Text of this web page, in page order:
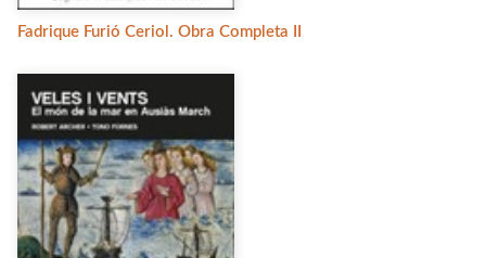
Fadrique Furió Ceriol. Obra Completa II